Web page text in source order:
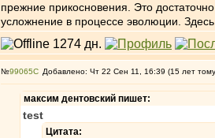
прежние прикосновения. Это
усложнение в процессе эволюции.
№99065 Добавлено: Чт 22 Сен 11, 16:39 (15 лет
максим дентовский пишет:
test
Цитата: